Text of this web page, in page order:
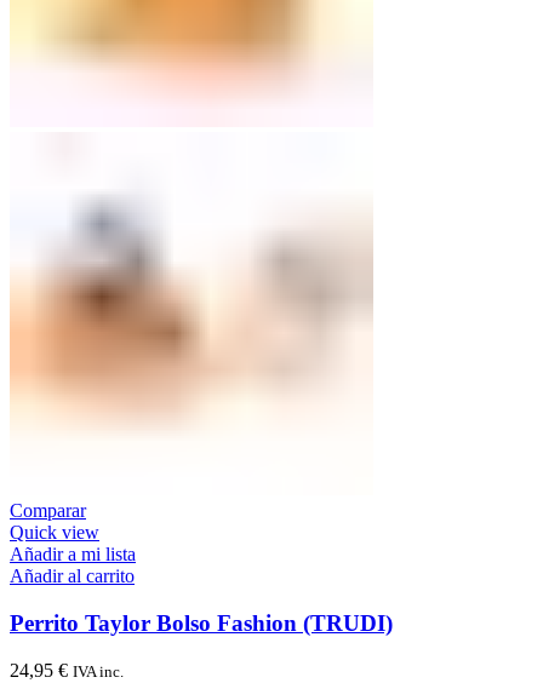
Comparar
Quick view
Añadir a mi lista
Añadir al carrito
Perrito Taylor Bolso Fashion (TRUDI)
24,95 € IVA inc.